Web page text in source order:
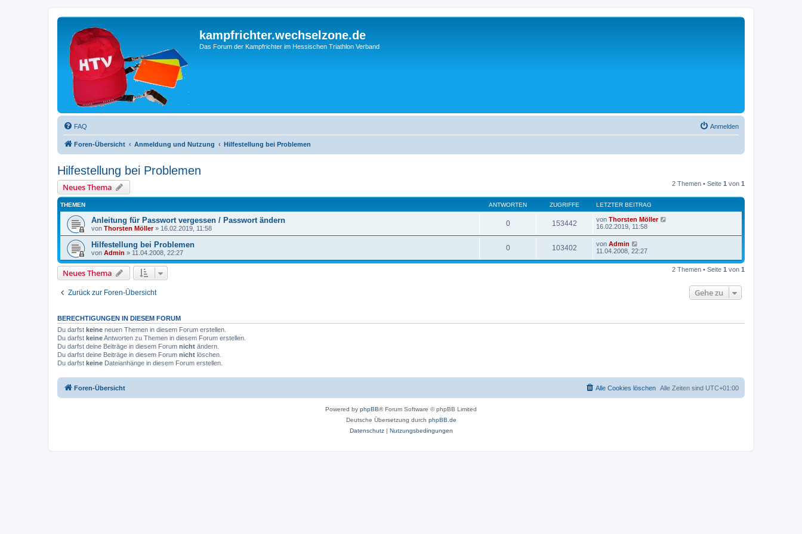
kampfrichter.wechselzone.de
Das Forum der Kampfrichter im Hessischen Triathlon Verband
FAQ Anmelden
Foren-Übersicht Anmeldung und Nutzung Hilfestellung bei Problemen
Hilfestellung bei Problemen
Neues Thema 2 Themen • Seite 1 von 1
THEMEN ANTWORTEN ZUGRIFFE LETZTER BEITRAG
Anleitung für Passwort vergessen / Passwort ändern
von Thorsten Möller» 16.02.2019, 11:58
0 153442 von Thorsten Möller
16.02.2019, 11:58
Hilfestellung bei Problemen
von Admin » 11.04.2008, 22:27
0 103402 von Admin
11.04.2008, 22:27
Neues Thema 2 Themen • Seite 1 von 1
Zurück zur Foren-Übersicht Gehe zu
BERECHTIGUNGEN IN DIESEM FORUM
Du darfst keine neuen Themen in diesem Forum erstellen.
Du darfst keineAntworten zu Themen in diesem Forum erstellen.
Du darfst deine Beiträge in diesem Forum nicht ändern.
Du darfst deine Beiträge in diesem Forum nicht löschen.
Du darfst keine Dateianhänge in diesem Forum erstellen.
Foren-Übersicht Alle Zeiten sind UTC+01:00
Alle Cookies löschen
Powered by phpBB® Forum Software © phpBB Limited
Deutsche Übersetzung durch phpBB.de
Datenschutz| Nutzungsbedingungen